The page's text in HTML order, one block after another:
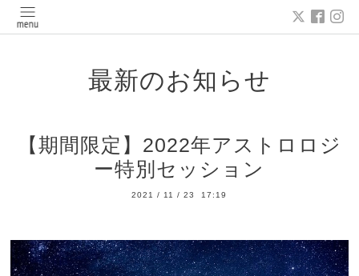
最新のお知らせ
【期間限定】2022年アストロロジ
ー特別セッション
2021 / 11 /23 17:19